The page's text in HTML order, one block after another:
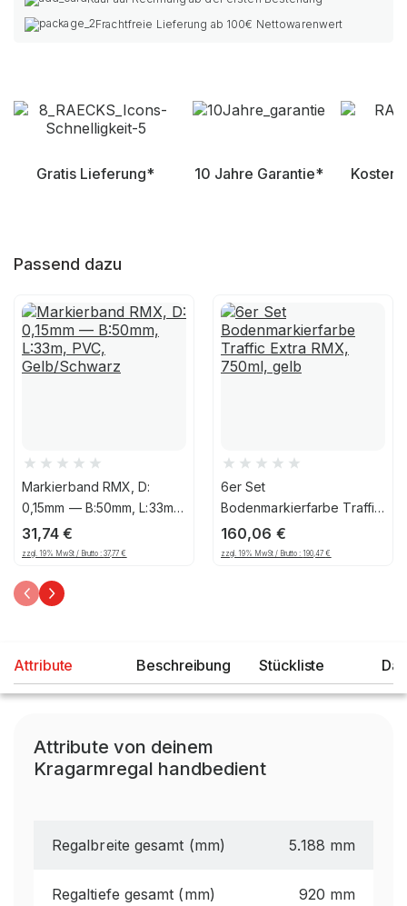
Frachtfreie Lieferung ab 100€ Nettowarenwert
Gratis Lieferung* 10 Jahre Garantie*
Passend dazu
Markierband RMX, D:
0,15mm — B:50mm, L:33m,
PVC, Gelb/Schwarz
31,74€
zzgl. 19% MwSt / Brutto :37,77€
6er Set
Bodenmarkierfarbe Traffic
Extra RMX, 750ml, gelb
160,06 €
zzgl. 19% MwSt / Brutto :190,47€
Attribute Beschreibung Stückliste
Attribute von deinem
Kragarmregal handbedient
Regalbreite gesamt (mm) 5.188 mm
Regaltiefe gesamt (mm) 920 mm